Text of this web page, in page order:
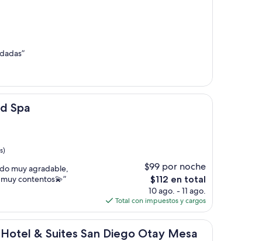
Spa
muy agradable,
contentos💫”
$99 por noche
El
precio
actual
es
de
$112
$112 en total
10 ago. - 11 ago.
Total con impuestos y cargos
& Suites San Diego Otay Mesa
San Diego Otay Mesa by IHG